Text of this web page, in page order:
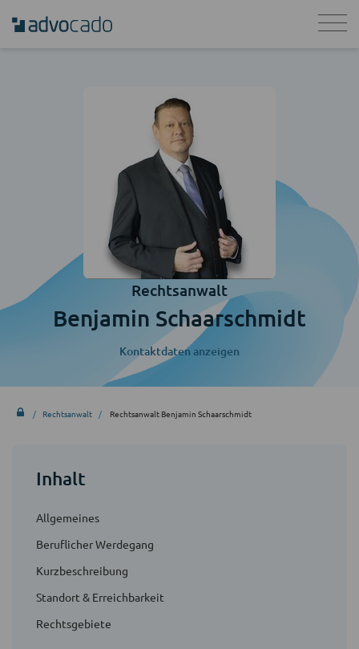
Rechtsanwalt
Benjamin Schaarschmidt
Kontaktdaten anzeigen
Rechtsanwalt Rechtsanwalt Benjamin Schaarschmidt
Inhalt
Allgemeines
Beruflicher Werdegang
Kurzbeschreibung
Standort & Erreichbarkeit
Rechtsgebiete